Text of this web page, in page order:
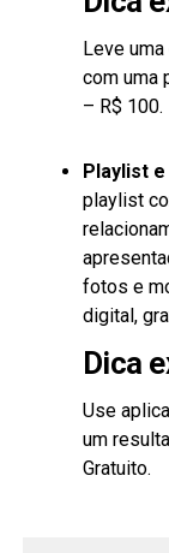
Leve
com uma
– R$ 100.
Playlist
playlist
fotos e
digital,
Dica
Use
um
Gratuito.